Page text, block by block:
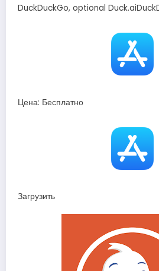
DuckDuckGo, optional
Цена: Бесплатно
Загрузить